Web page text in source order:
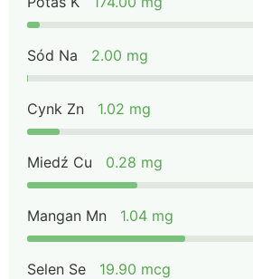
Sód Na 2.00 mg
Cynk Zn 1.02 mg
Miedź Cu 0.28 mg
Mangan Mn 1.04 mg
Selen Se 19.90 mcg